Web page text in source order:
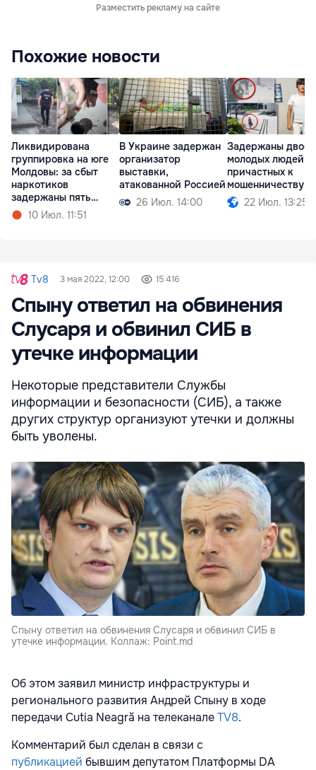
Разместить рекламу на сайте
Похожие новости
Ликвидирована
группировка на юге
Молдовы: за сбыт
наркотиков
задержаны пять
человек
10 Июл. 11:51
В Украине задержан
организатор
выставки,
атакованной Россией
26 Июл. 14:00
Задержаны двое
молодых людей,
причастных к
мошенничеству
22 Июл. 13:25
Tv8 3 мая 2022, 12:00 15 416
Спыну ответил на обвинения
Слусаря и обвинил СИБ в
утечке информации
Некоторые представители Службы
информации и безопасности (СИБ), а также
других структур организуют утечки и должны
быть уволены.
Спыну ответил на обвинения Слусаря и обвинил СИБ в
утечке информации. Коллаж: Point.md
Об этом заявил министр инфраструктуры и
регионального развития Андрей Спыну в ходе
передачи Cutia Neagră на телеканалеTV8.
Комментарий был сделан в связи с
публикацией бывшим депутатом Платформы DA